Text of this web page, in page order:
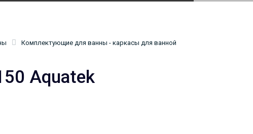
Комплектующие для ванны - каркасы для ванной
Aquatek